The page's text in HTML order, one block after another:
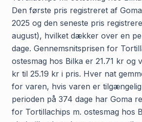
Den første pris registreret af
2025 og den seneste pris
august), hvilket dækker over en
dage. Gennemsnitsprisen for
ostesmag hos Bilka er 21.71 kr og
kr til 25.19 kr i pris. Hver nat
for varen, hvis varen er
perioden på 374 dage har Goma
for Tortillachips m. ostesmag hos